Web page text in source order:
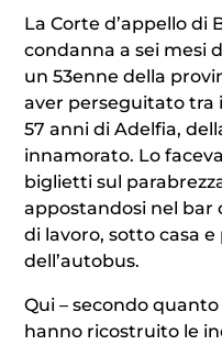
La Corte d’appello di
condanna a sei mesi
un 53enne della
aver perseguitato tra
57 anni di Adelfia,
innamorato. Lo
biglietti sul
appostandosi nel bar
di lavoro, sotto casa
dell’autobus.
Qui – secondo
hanno ricostruito le